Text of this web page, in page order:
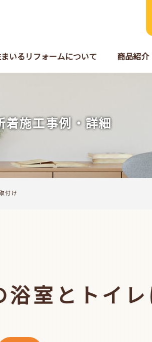
いるリフォームについて 商品紹介
着施工事例・詳細
付け
室とトイレ